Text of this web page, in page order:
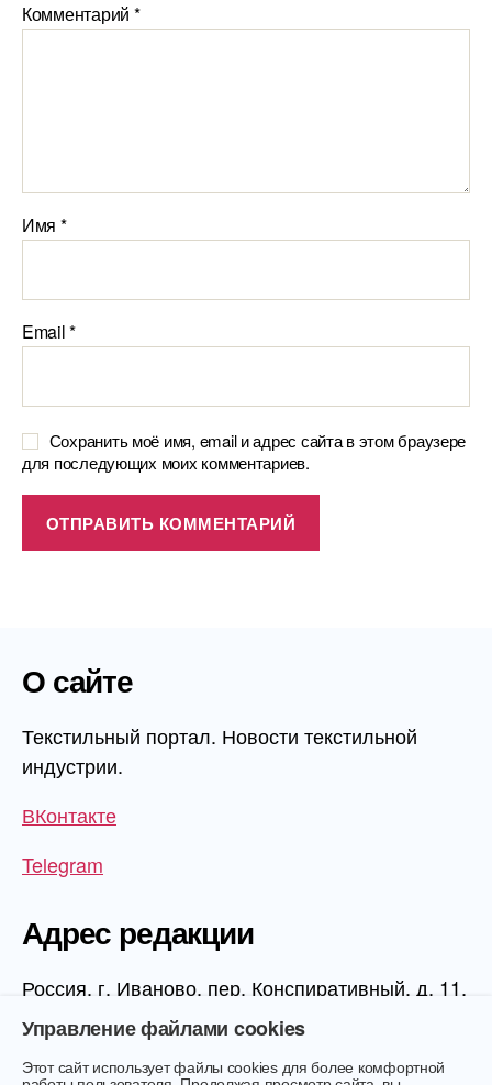
Комментарий *
Имя *
Email*
Сохранить моё имя, email и адрес сайта в этом браузере
для последующих моих комментариев.
О сайте
Текстильный портал. Новости текстильной
индустрии.
ВКонтакте
Telegram
Адрес редакции
Россия, г. Иваново, пер. Конспиративный, д. 11,
1 этаж, офис 1006
Управление файлами cookies
Этот сайт использует файлы cookies для более комфортной